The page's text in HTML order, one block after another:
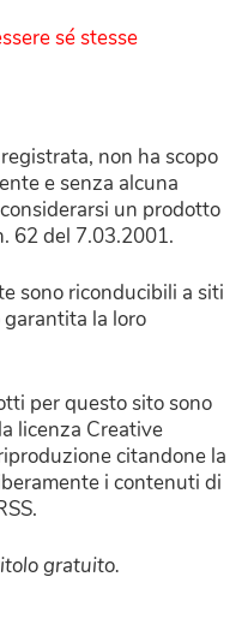
sé stesse
non ha scopo
e senza alcuna
un prodotto
62 del 7.03.2001.
sono riconducibili a siti
la loro
per questo sito sono
licenza Creative
citandone la
i contenuti di
gratuito.